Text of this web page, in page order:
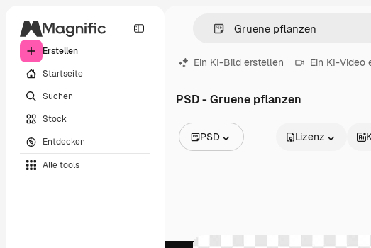
Erstellen
Startseite
Suchen
Stock
Entdecken
Alle tools
Ein KI-Bild erstellen Ein KI-Video
PSD - Gruene pflanzen
PSD
Videos
Lizenz